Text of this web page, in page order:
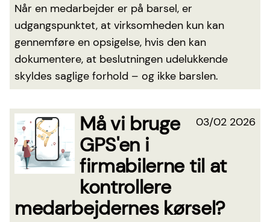
Når en medarbejder er på barsel, er
udgangspunktet, at virksomheden kun kan
gennemføre en opsigelse, hvis den kan
dokumentere, at beslutningen udelukkende
skyldes saglige forhold – og ikke barslen.
03/02 2026
Må vi bruge
GPS'en i
firmabilerne til at
kontrollere
medarbejdernes kørsel?